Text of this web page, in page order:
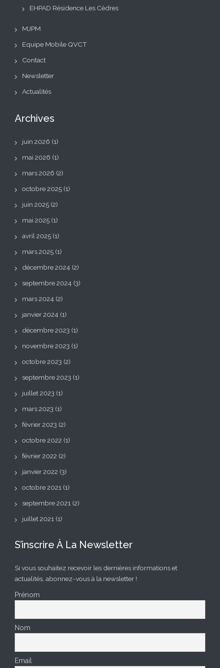
EHPAD Résidence Les Cèdres
MJPM
Equipe Mobile QVCT
Contact
Newsletter
Actualités
Archives
juin 2026 (1)
mai 2026 (1)
mars 2026 (2)
octobre 2025 (1)
juin 2025 (2)
mai 2025 (1)
avril 2025 (1)
mars 2025 (1)
décembre 2024 (2)
septembre 2024 (3)
mars 2024 (2)
janvier 2024 (1)
décembre 2023 (1)
novembre 2023 (1)
octobre 2023 (2)
septembre 2023 (1)
juillet 2023 (1)
mars 2023 (1)
février 2023 (2)
octobre 2022 (1)
février 2022 (2)
janvier 2022 (3)
octobre 2021 (1)
septembre 2021 (2)
juillet 2021 (1)
S’inscrire À La Newsletter
Si vous souhaitez recevoir les dernières informations et
actualités, abonnez-vous à la newsletter !
Prénom
Nom
Email